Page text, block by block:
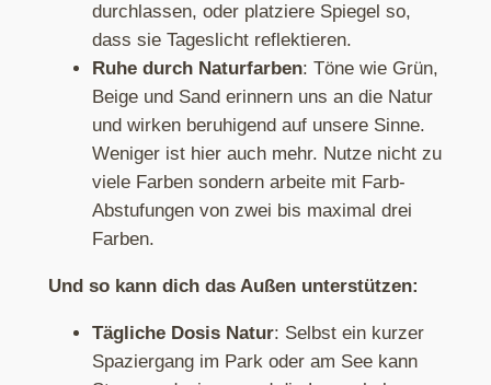
durchlassen, oder platziere Spiegel so,
dass sie Tageslicht reflektieren.
Ruhe durch Naturfarben: Töne wie Grün,
Beige und Sand erinnern uns an die Natur
und wirken beruhigend auf unsere Sinne.
Weniger ist hier auch mehr. Nutze nicht zu
viele Farben sondern arbeite mit Farb-
Abstufungen von zwei bis maximal drei
Farben.
Und so kann dich das Außen unterstützen:
Tägliche Dosis Natur: Selbst ein kurzer
Spaziergang im Park oder am See kann